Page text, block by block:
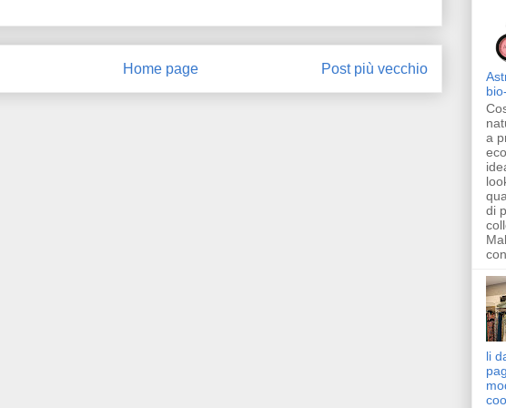
Post più vecchio
Home page
a
di
li